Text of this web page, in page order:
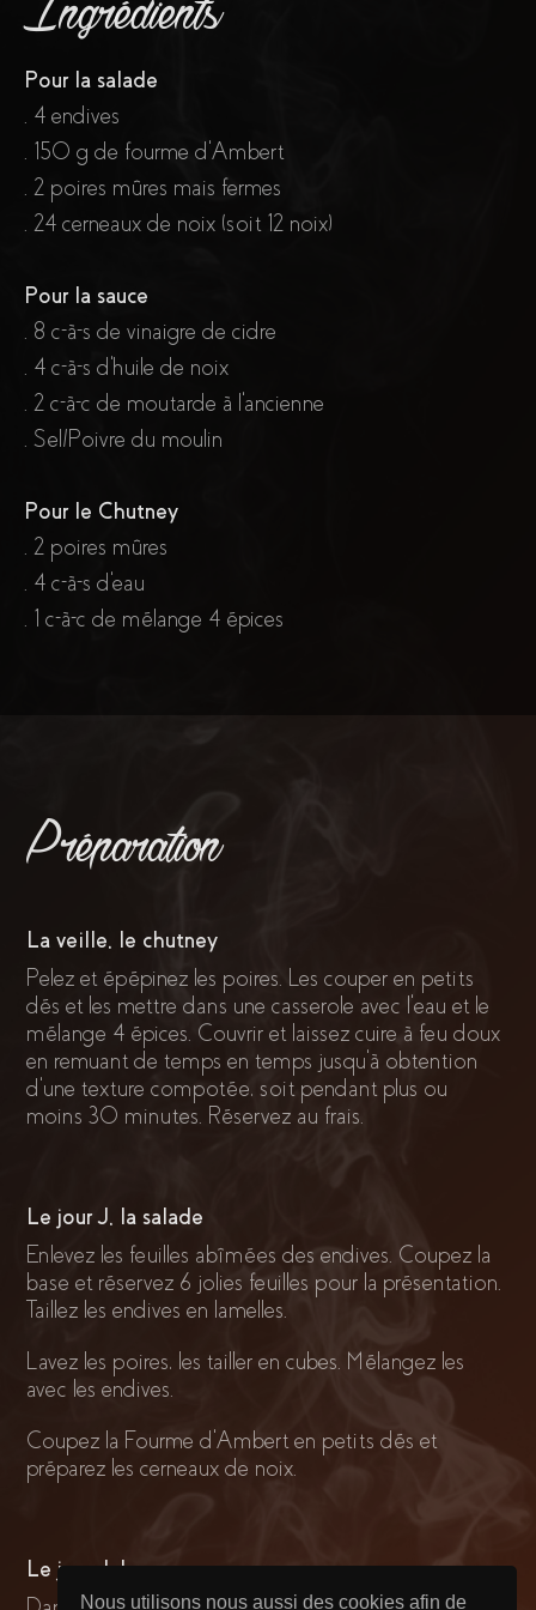
Nous utilisons nous aussi des cookies afin de
Ingrédients
Pour la salade
. 4 endives
. 150 g de fourme d’Ambert
. 2 poires mûres mais fermes
. 24 cerneaux de noix (soit 12 noix)
Pour la sauce
. 8 c-à-s de vinaigre de cidre
. 4 c-à-s d'huile de noix
. 2 c-à-c de moutarde à l'ancienne
. Sel/Poivre du moulin
Pour le Chutney
. 2 poires mûres
. 4 c-à-s d'eau
. 1 c-à-c de mélange 4 épices
Préparation
La veille, le chutney
Pelez et épépinez les poires. Les couper en petits
dés et les mettre dans une casserole avec l’eau et le
mélange 4 épices. Couvrir et laissez cuire à feu doux
en remuant de temps en temps jusqu’à obtention
d’une texture compotée, soit pendant plus ou
moins 30 minutes. Réservez au frais.
Le jour J, la salade
Enlevez les feuilles abîmées des endives. Coupez la
base et réservez 6 jolies feuilles pour la présentation.
Taillez les endives en lamelles.
Lavez les poires, les tailler en cubes. Mélangez les
avec les endives.
Coupez la Fourme d’Ambert en petits dés et
préparez les cerneaux de noix.
Le jour J, la sauce